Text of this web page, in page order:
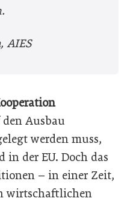
AIES
Ausbau
werden muss,
der EU. Doch das
– in einer Zeit,
wirtschaftlichen